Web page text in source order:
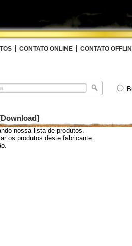
CONTATO ONLINE CONTATO
nossa lista de produtos.
os produtos deste fabricante.